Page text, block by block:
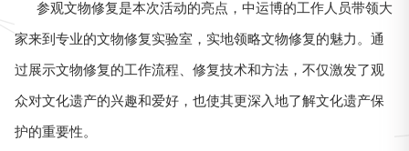
参观文物修复是本次活动的亮点，中运博的工作人员带领大
家来到专业的文物修复实验室，实地领略文物修复的魅力。通
过展示文物修复的工作流程、修复技术和方法，不仅激发了观
众对文化遗产的兴趣和爱好，也使其更深入地了解文化遗产保
护的重要性。